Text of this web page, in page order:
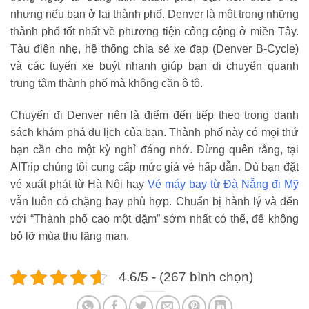
nhưng nếu bạn ở lại thành phố. Denver là một trong những
thành phố tốt nhất về phương tiện công cộng ở miền Tây.
Tàu điện nhẹ, hệ thống chia sẻ xe đạp (Denver B-Cycle)
và các tuyến xe buýt nhanh giúp bạn di chuyển quanh
trung tâm thành phố mà không cần ô tô.
Chuyến đi Denver nên là điểm đến tiếp theo trong danh
sách khám phá du lịch của bạn. Thành phố này có mọi thứ
bạn cần cho một kỳ nghỉ đáng nhớ. Đừng quên rằng, tại
AITrip chúng tôi cung cấp mức giá vé hấp dẫn. Dù bạn đặt
vé xuất phát từ Hà Nội hay Vé máy bay từ Đà Nẵng đi Mỹ
vẫn luôn có chặng bay phù hợp. Chuẩn bị hành lý và đến
với “Thành phố cao một dặm” sớm nhất có thể, để không
bỏ lỡ mùa thu lãng mạn.
4.6/5 - (267 bình chọn)